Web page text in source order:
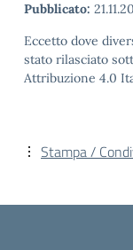
Pubblicato:
Eccetto dove
stato rilasciato
Attribuzione 4.0
Stampa /